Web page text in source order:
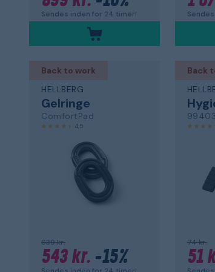
Sendes inden for 24 timer!
Back to work
HELLBERG
Gelringe
ComfortPad
4,5
639 kr.
543 kr. -15%
Back
74 kr.
51